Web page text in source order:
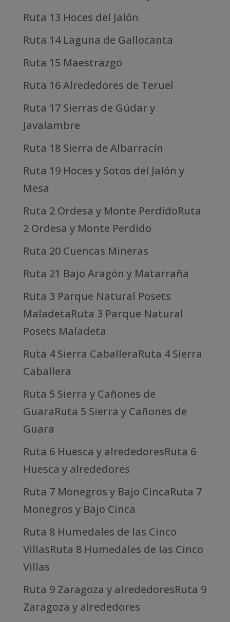
Ruta 13 Hoces del Jalón
Ruta 14 Laguna de Gallocanta
Ruta 15 Maestrazgo
Ruta 16 Alrededores de Teruel
Ruta 17 Sierras de Gúdar y
Javalambre
Ruta 18 Sierra de Albarracín
Ruta 19 Hoces y Sotos del Jalón y
Mesa
Ruta 2 Ordesa y Monte PerdidoRuta
2 Ordesa y Monte Perdido
Ruta 20 Cuencas Mineras
Ruta 21 Bajo Aragón y Matarraña
Ruta 3 Parque Natural Posets
MaladetaRuta 3 Parque Natural
Posets Maladeta
Ruta 4 Sierra CaballeraRuta 4 Sierra
Caballera
Ruta 5 Sierra y Cañones de
GuaraRuta 5 Sierra y Cañones de
Guara
Ruta 6 Huesca y alrededoresRuta 6
Huesca y alrededores
Ruta 7 Monegros y Bajo CincaRuta 7
Monegros y Bajo Cinca
Ruta 8 Humedales de las Cinco
VillasRuta 8 Humedales de las Cinco
Villas
Ruta 9 Zaragoza y alrededoresRuta 9
Zaragoza y alrededores